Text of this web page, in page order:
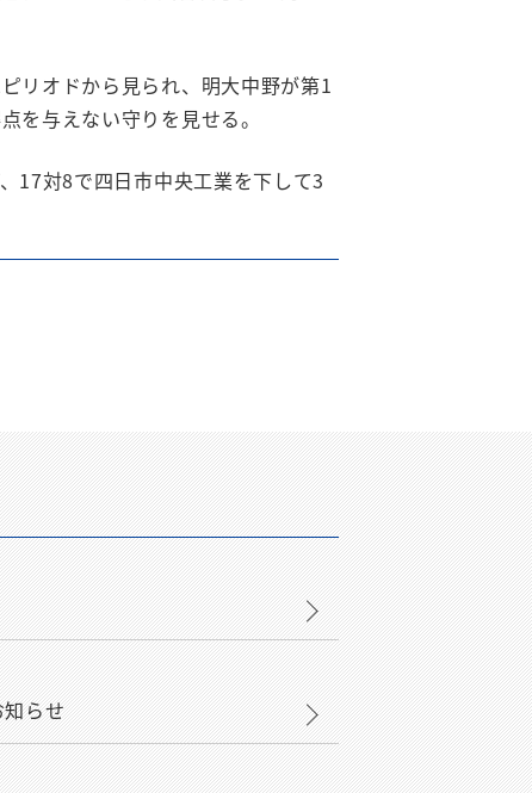
リオドから見られ、明大中野が第1
を与えない守りを見せる。
17対8で四日市中央工業を下して3
らせ